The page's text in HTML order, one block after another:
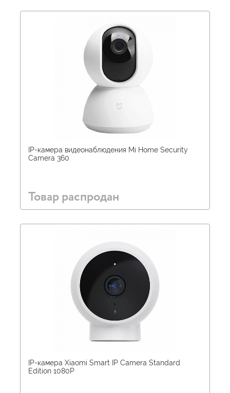
IP-камера видеонаблюдения Mi Home Security
Camera 360
Товар распродан
IP-камера Xiaomi Smart IP Camera Standard
Edition 1080P